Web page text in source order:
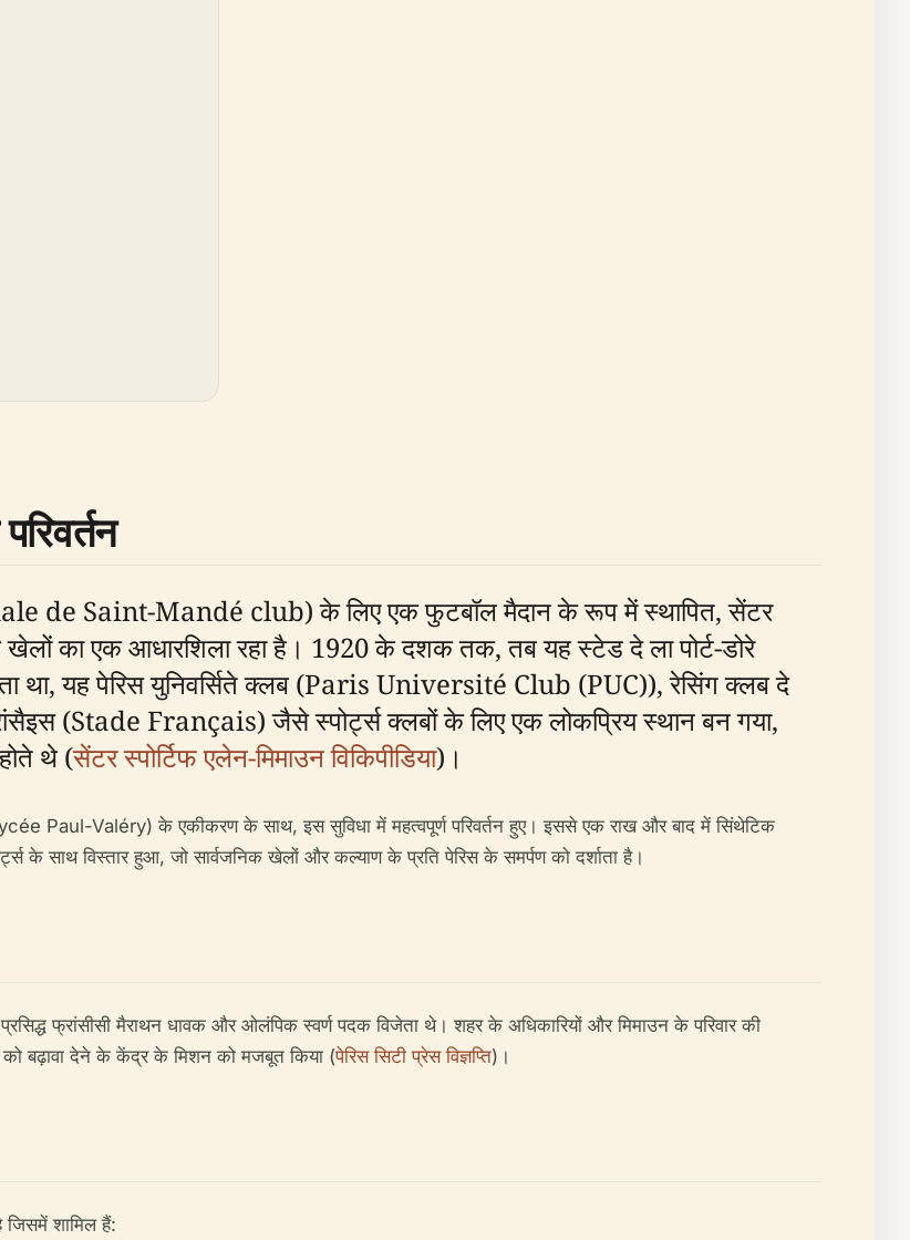
de Saint-Mandé club) के लिए एक फुटबॉल मैदान के रूप में स्थापित, सेंटर
खेलों का एक आधारशिला रहा है। 1920 के दशक तक, तब यह स्टेड दे ला पोर्ट-डोरे
था, यह पेरिस युनिवर्सिते क्लब (Paris Université Club (PUC)), रेसिंग क्लब दे
(Stade Français) जैसे स्पोर्ट्स क्लबों के लिए एक लोकप्रिय स्थान बन गया,
थे (सेंटर स्पोर्टिफ एलेन-मिमाउन विकिपीडिया)।
Paul-Valéry) के एकीकरण के साथ, इस सुविधा में महत्वपूर्ण परिवर्तन हुए। इससे एक राख और बाद में सिंथेटिक
के साथ विस्तार हुआ, जो सार्वजनिक खेलों और कल्याण के प्रति पेरिस के समर्पण को दर्शाता है।
फ्रांसीसी मैराथन धावक और ओलंपिक स्वर्ण पदक विजेता थे। शहर के अधिकारियों और मिमाउन के परिवार की
को बढ़ावा देने के केंद्र के मिशन को मजबूत किया (पेरिस सिटी प्रेस विज्ञप्ति)।
शामिल हैं: